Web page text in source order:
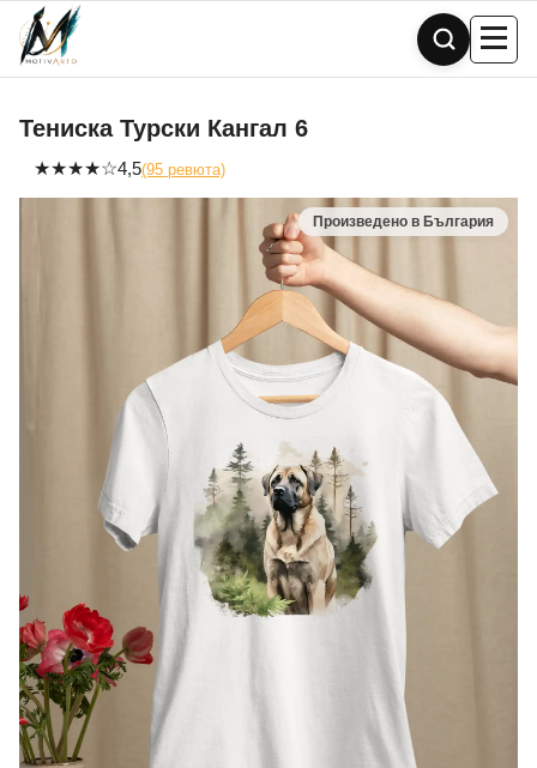
Skip
content
Тениска Турски Кангал 6
★★★★☆4,5(95 ревюта)